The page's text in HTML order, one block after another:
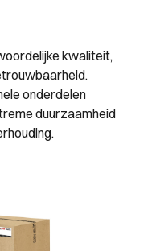
kwaliteit,
onderdelen
duurzaamheid